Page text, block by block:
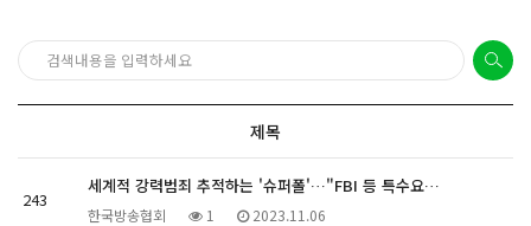
제목
243
세계적 강력범죄 추적하는 '슈퍼폴'…"FBI 등 특수요…
한국방송협회 1 2023.11.06